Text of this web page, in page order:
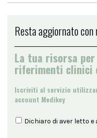
Resta aggiornato con
La tua risorsa per
riferimenti clinici
Iscriviti al servizio
account Medikey
Dichiaro di aver letto